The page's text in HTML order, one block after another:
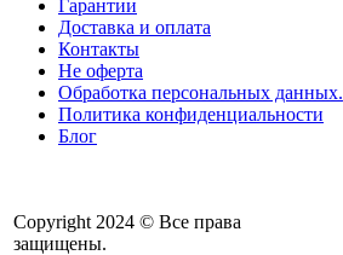
Гарантии
Доставка и оплата
Контакты
Не оферта
Обработка персональных данных.
Политика конфиденциальности
Блог
Copyright 2024 © Все права
защищены.